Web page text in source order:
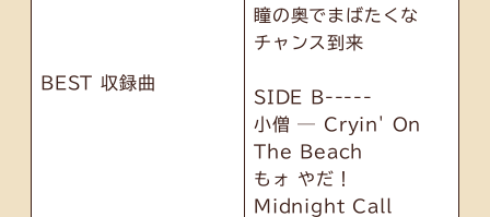
BEST 収録曲
瞳の奥でまばたくな
チャンス到来
SIDE B-----
小僧 ─ Cryin' On
The Beach
もォ やだ！
Midnight Call